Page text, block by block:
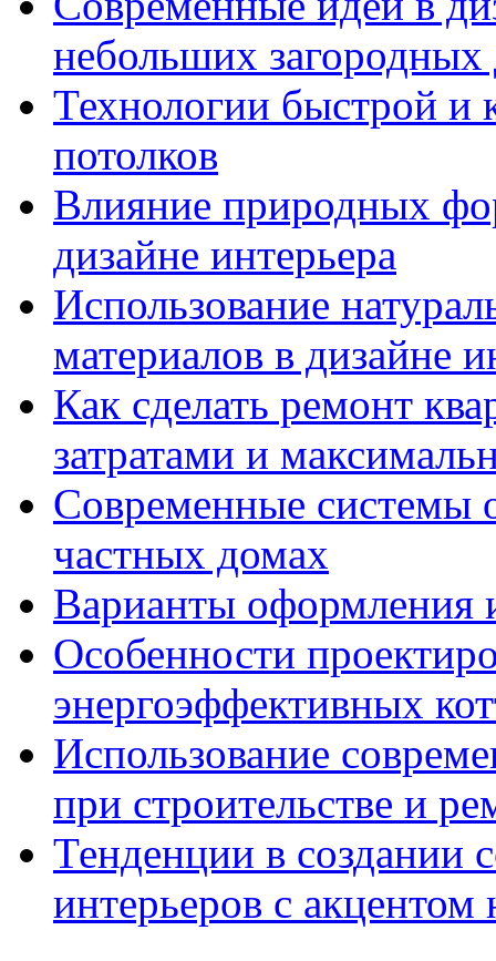
небольших
Технологии быстрой и
потолков
Влияние природных
дизайне интерьера
Использование
материалов в дизайне
Как сделать ремонт
затратами и
Современные системы
частных домах
Варианты оформления
Особенности
энергоэффективных
Использование
при строительстве и
Тенденции в создании
интерьеров с акцентом